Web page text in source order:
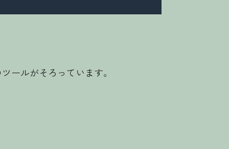
ールがそろっています。